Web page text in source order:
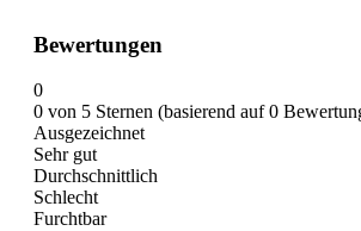
Bewertungen
0
0 von 5 Sternen (basierend auf 0
Ausgezeichnet
Sehr gut
Durchschnittlich
Schlecht
Furchtbar